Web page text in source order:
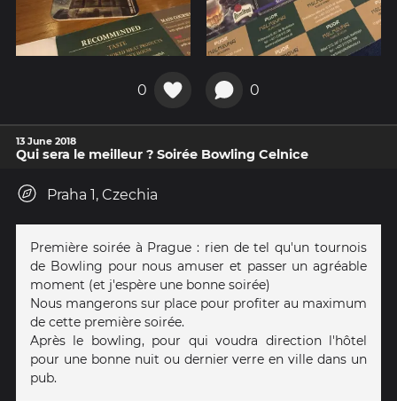
0 0
13 June 2018
Qui sera le meilleur ? Soirée Bowling Celnice
Praha 1, Czechia
Première soirée à Prague : rien de tel qu'un tournois
de Bowling pour nous amuser et passer un agréable
moment (et j'espère une bonne soirée)
Nous mangerons sur place pour profiter au maximum
de cette première soirée.
Après le bowling, pour qui voudra direction l'hôtel
pour une bonne nuit ou dernier verre en ville dans un
pub.